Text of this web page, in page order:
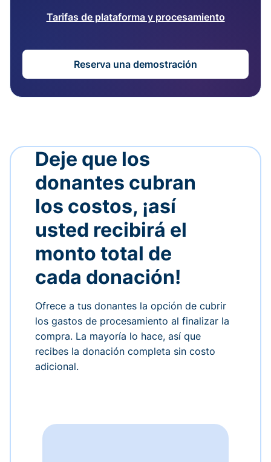
Tarifas de plataforma y procesamiento
Reserva una demostración
Deje que los
donantes cubran
los costos, ¡así
usted recibirá el
monto total de
cada donación!
Ofrece a tus donantes la opción de cubrir
los gastos de procesamiento al finalizar la
compra. La mayoría lo hace, así que
recibes la donación completa sin costo
adicional.